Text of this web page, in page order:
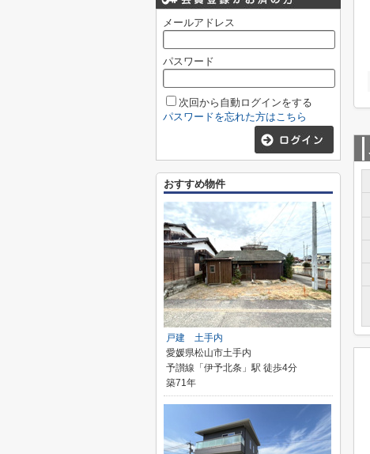
メールアドレス
パスワード
次回から自動ログインをする
パスワードを忘れた方はこちら
おすすめ物件
戸建 土手内
愛媛県松山市土手内
予讃線「伊予北条」駅 徒歩4分
築71年